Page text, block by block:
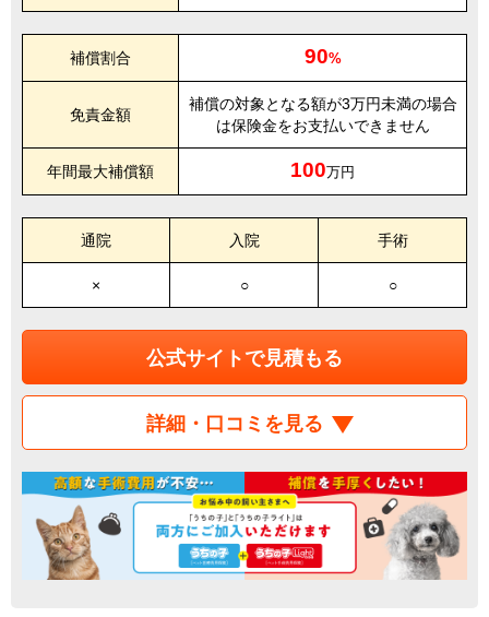
補償割合 90%
免責金額
補償の対象となる額が3万円未満の場合
は保険金をお支払いできません
年間最大補償額 100万円
通院 入院 手術
× ○ ○
公式サイトで見積もる
詳細・口コミを見る